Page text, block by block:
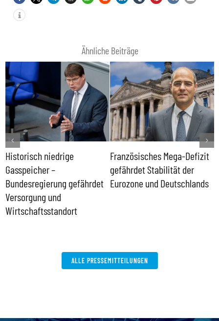
Ähnliche Beiträge
Historisch niedrige
Gasspeicher –
Bundesregierung gefährdet
Versorgung und
Wirtschaftsstandort
Französisches Mega-Defizit
gefährdet Stabilität der
Eurozone und Deutschlands
ALLE PRESSEMITTEILUNGEN